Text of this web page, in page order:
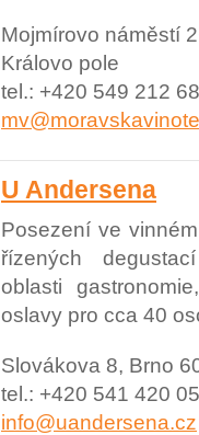
Mojmírovo náměstí
Královo pole
tel.: +420 549 212
U Andersena
Posezení ve
řízených
oblasti
oslavy pro cca 40
Slovákova 8, Brno
tel.: +420 541 420
info@uandersena.cz